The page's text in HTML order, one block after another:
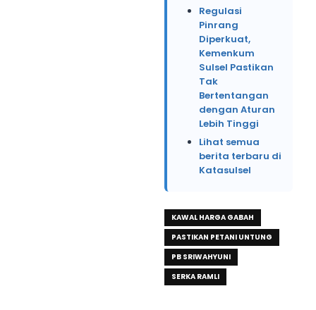
Regulasi
Pinrang
Diperkuat,
Kemenkum
Sulsel Pastikan
Tak
Bertentangan
dengan Aturan
Lebih Tinggi
Lihat semua
berita terbaru di
Katasulsel
KAWAL HARGA GABAH
PASTIKAN PETANI UNTUNG
PB SRIWAHYUNI
SERKA RAMLI